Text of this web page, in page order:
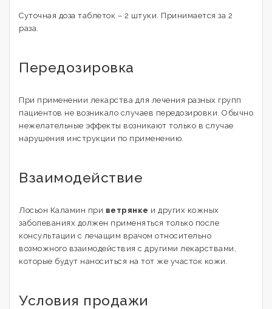
Суточная доза таблеток – 2 штуки. Принимается за 2
раза.
Передозировка
При применении лекарства для лечения разных групп
пациентов не возникало случаев передозировки. Обычно
нежелательные эффекты возникают только в случае
нарушения инструкции по применению.
Взаимодействие
Лосьон Каламин при ветрянке и других кожных
заболеваниях должен применяться только после
консультации с лечащим врачом относительно
возможного взаимодействия с другими лекарствами,
которые будут наноситься на тот же участок кожи.
Условия продажи